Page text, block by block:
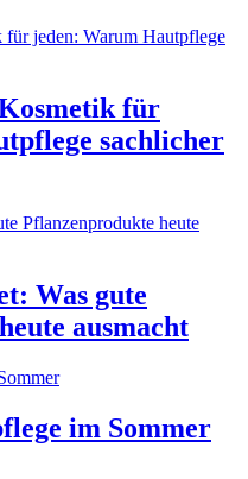
für
sachlicher
Was gute
ausmacht
im Sommer